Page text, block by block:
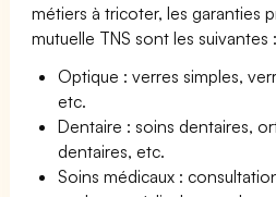
métiers à tricoter, les garanties
mutuelle TNS sont les suivantes :
Optique : verres simples,
etc.
Dentaire : soins dentaires,
dentaires, etc.
Soins médicaux :